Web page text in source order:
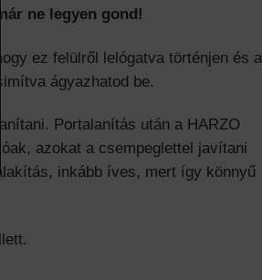
ne legyen gond!
ez felülről lelógatva történjen és a
ágyazhatod be.
Portalanítás után a HARZO
azokat a csempeglettel javítani
inkább íves, mert így könnyű